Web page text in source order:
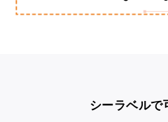
シーラベルで